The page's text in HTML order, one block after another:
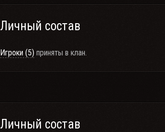
Личный состав
Игроки (5) приняты в клан.
Личный состав